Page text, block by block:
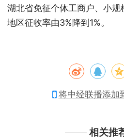
湖北省免征个体工商户、小
地区征收率由3%降到1%。
将中经联播添加
相关推